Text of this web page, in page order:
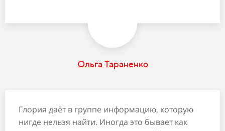
Ольга Тараненко
Глория даёт в группе информацию, которую
нигде нельзя найти. Иногда это бывает как